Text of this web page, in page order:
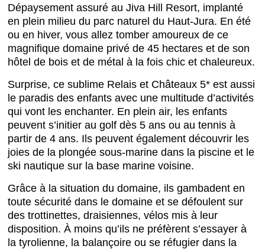
Dépaysement assuré au Jiva Hill Resort, implanté
en plein milieu du parc naturel du Haut-Jura. En été
ou en hiver, vous allez tomber amoureux de ce
magnifique domaine privé de 45 hectares et de son
hôtel de bois et de métal à la fois chic et chaleureux.
Surprise, ce sublime Relais et Châteaux 5* est aussi
le paradis des enfants avec une multitude d’activités
qui vont les enchanter. En plein air, les enfants
peuvent s’initier au golf dès 5 ans ou au tennis à
partir de 4 ans. Ils peuvent également découvrir les
joies de la plongée sous-marine dans la piscine et le
ski nautique sur la base marine voisine.
Grâce à la situation du domaine, ils gambadent en
toute sécurité dans le domaine et se défoulent sur
des trottinettes, draisiennes, vélos mis à leur
disposition. À moins qu’ils ne préfèrent s’essayer à
la tyrolienne, la balançoire ou se réfugier dans la